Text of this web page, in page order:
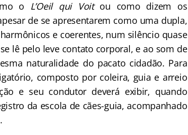
o L’Oeil qui Voitou como dizem os
de se apresentarem como uma dupla,
e coerentes, num silêncio quase
lê pelo leve contato corporal, e ao som de
naturalidade do pacato cidadão. Para
composto por coleira, guia e arreio
e seu condutor deverá exibir, quando
da escola de cães-guia, acompanhado